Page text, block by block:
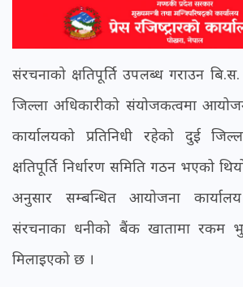
संरचनाको क्षतिपूर्ति उपलब्ध गराउन
जिल्ला अधिकारीको संयोजकत्वमा
कार्यालयको प्रतिनिधी रहेको दुई
क्षतिपूर्ति निर्धारण समिति गठन भएको
अनुसार सम्बन्धित आयोजना
संरचनाका धनीको बैंक खातामा रकम
मिलाइएको छ ।